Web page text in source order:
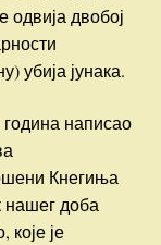
одвија двобој
убија јунака.
написао
Кнегиња
нашег доба
је